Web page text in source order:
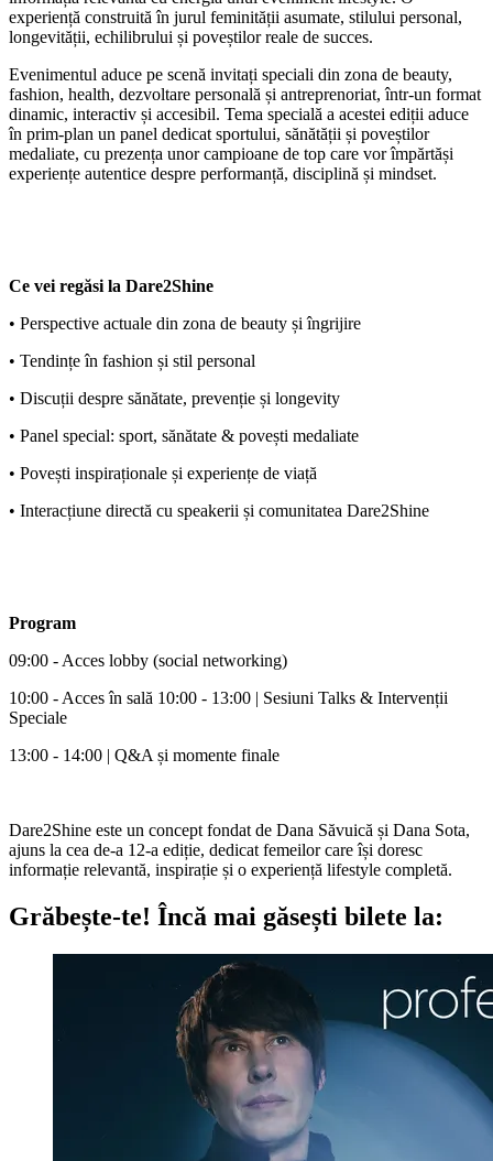
experiență construită în jurul feminității asumate, stilului personal,
longevității, echilibrului și poveștilor reale de succes.
Evenimentul aduce pe scenă invitați speciali din zona de beauty,
fashion, health, dezvoltare personală și antreprenoriat, într-un format
dinamic, interactiv și accesibil. Tema specială a acestei ediții aduce
în prim-plan un panel dedicat sportului, sănătății și poveștilor
medaliate, cu prezența unor campioane de top care vor împărtăși
experiențe autentice despre performanță, disciplină și mindset.
Ce vei regăsi la Dare2Shine
• Perspective actuale din zona de beauty și îngrijire
• Tendințe în fashion și stil personal
• Discuții despre sănătate, prevenție și longevity
• Panel special: sport, sănătate & povești medaliate
• Povești inspiraționale și experiențe de viață
• Interacțiune directă cu speakerii și comunitatea Dare2Shine
Program
09:00 - Acces lobby (social networking)
10:00 - Acces în sală 10:00 - 13:00 | Sesiuni Talks & Intervenții
Speciale
13:00 - 14:00 | Q&A și momente finale
Dare2Shine este un concept fondat de Dana Săvuică și Dana Sota,
ajuns la cea de-a 12-a ediție, dedicat femeilor care își doresc
informație relevantă, inspirație și o experiență lifestyle completă.
Grăbește-te! Încă mai găsești bilete la: